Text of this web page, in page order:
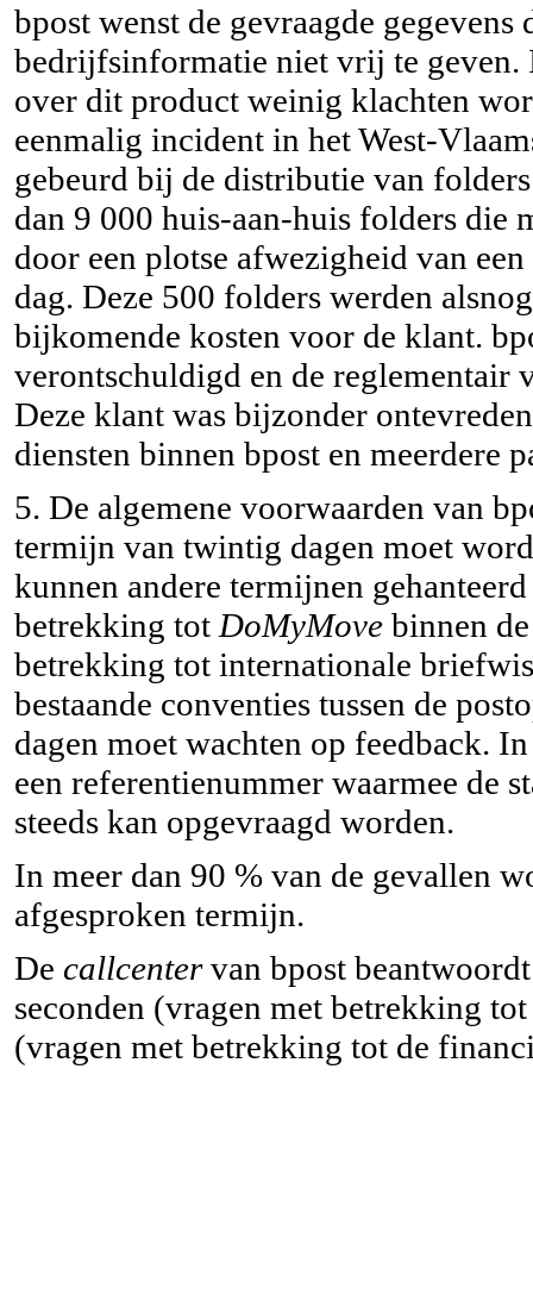
bpost wenst de gevraagde
bedrijfsinformatie niet vrij te geven.
over dit product weinig klachten
eenmalig incident in het West-
gebeurd bij de distributie van
dan 9 000 huis-aan-huis folders die
door een plotse afwezigheid van
dag. Deze 500 folders werden
bijkomende kosten voor de klant.
verontschuldigd en de reglementair
Deze klant was bijzonder
diensten binnen bpost en meerdere
5. De algemene voorwaarden van
termijn van twintig dagen moet
kunnen andere termijnen
betrekking tot DoMyMove binnen
betrekking tot internationale
bestaande conventies tussen de
dagen moet wachten op feedback.
een referentienummer waarmee de
steeds kan opgevraagd worden.
In meer dan 90 % van de gevallen
afgesproken termijn.
De callcentervan bpost
seconden (vragen met betrekking
(vragen met betrekking tot de